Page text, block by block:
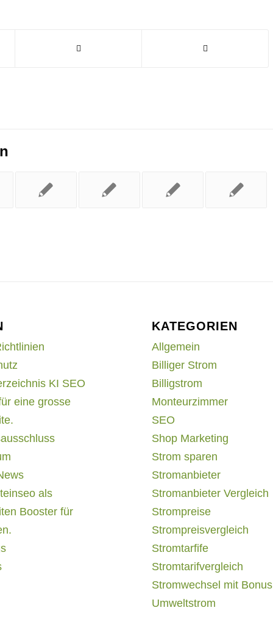
KI SEO
eine grosse
als
Booster für
KATEGORIEN
Allgemein
Billiger Strom
Billigstrom
Monteurzimmer
SEO
Shop Marketing
Strom sparen
Stromanbieter
Stromanbieter Vergleich
Strompreise
Strompreisvergleich
Stromtarfife
Stromtarifvergleich
Stromwechsel mit Bonus
Umweltstrom